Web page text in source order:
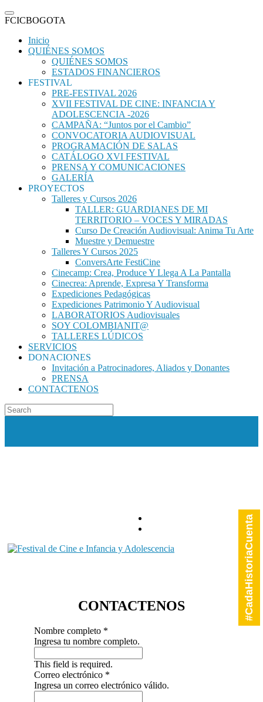
FCICBOGOTA
Inicio
QUIÉNES SOMOS
QUIÉNES SOMOS
ESTADOS FINANCIEROS
FESTIVAL
PRE-FESTIVAL 2026
XVII FESTIVAL DE CINE: INFANCIA Y
ADOLESCENCIA -2026
CAMPAÑA: “Juntos por el Cambio”
CONVOCATORIA AUDIOVISUAL
PROGRAMACIÓN DE SALAS
CATÁLOGO XVI FESTIVAL
PRENSA Y COMUNICACIONES
GALERÍA
PROYECTOS
Talleres y Cursos 2026
TALLER: GUARDIANES DE MI
TERRITORIO – VOCES Y MIRADAS
Curso De Creación Audiovisual: Anima Tu Arte
Muestre y Demuestre
Talleres Y Cursos 2025
ConversArte FestiCine
Cinecamp: Crea, Produce Y Llega A La Pantalla
Cinecrea: Aprende, Expresa Y Transforma
Expediciones Pedagógicas
Expediciones Patrimonio Y Audiovisual
LABORATORIOS Audiovisuales
SOY COLOMBIANIT@
TALLERES LÚDICOS
SERVICIOS
DONACIONES
Invitación a Patrocinadores, Aliados y Donantes
PRENSA
CONTACTENOS
festicineinfancia@gmail.com
Festival de Cine e Infancia y Adolescencia
Somos una Entidad sin ánimo de lucro que desarrolla proyectos de
orden cultural, educativo y social a través del audiovisual, con el fin
CONTACTENOS
Nombre completo *
Ingresa tu nombre completo.
This field is required.
Correo electrónico *
Ingresa un correo electrónico válido.
#CadaHistoriaCuenta